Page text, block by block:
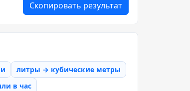
Скопировать результат
литры → кубические метры
в час